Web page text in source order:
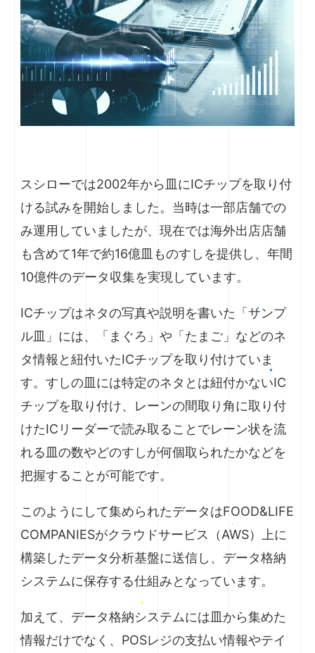
スシローでは2002年から皿にICチップを取り付
ける試みを開始しました。当時は一部店舗での
み運用していましたが、現在では海外出店店舗
も含めて1年で約16億皿ものすしを提供し、年間
10億件のデータ収集を実現しています。
ICチップはネタの写真や説明を書いた「サンプ
ル皿」には、「まぐろ」や「たまご」などのネ
タ情報と紐付いたICチップを取り付けていま
す。すしの皿には特定のネタとは紐付かないIC
チップを取り付け、レーンの間取り角に取り付
けたICリーダーで読み取ることでレーン状を流
れる皿の数やどのすしが何個取られたかなどを
把握することが可能です。
このようにして集められたデータはFOOD&LIFE
COMPANIESがクラウドサービス（AWS）上に
構築したデータ分析基盤に送信し、データ格納
システムに保存する仕組みとなっています。
加えて、データ格納システムには皿から集めた
情報だけでなく、POSレジの支払い情報やテイ